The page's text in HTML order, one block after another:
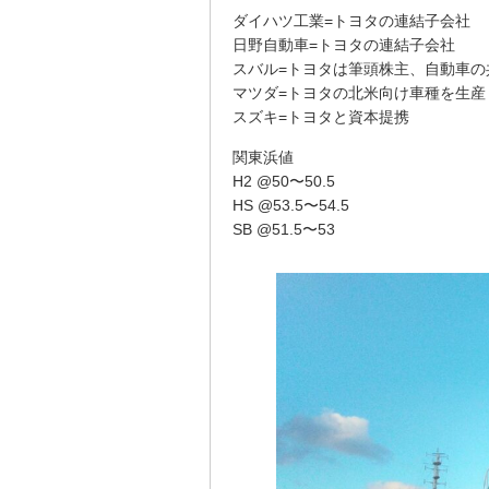
ダイハツ工業=トヨタの連結子会社
日野自動車=トヨタの連結子会社
スバル=トヨタは筆頭株主、自動車
マツダ=トヨタの北米向け車種を生産
スズキ=トヨタと資本提携
関東浜値
H2 @50〜50.5
HS @53.5〜54.5
SB @51.5〜53